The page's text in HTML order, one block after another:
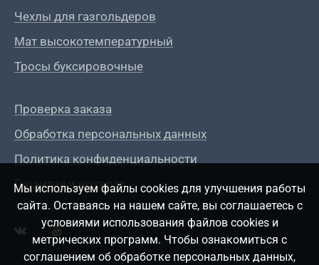
Чехлы для газгольдеров
Мат высокотемпературный
Тросы буксировочные
Проверка заказа
Обработка персональных данных
Политика конфиденциальности
Гарантия и возврат
Мы используем файлы cookies для улучшения работы
сайта. Оставаясь на нашем сайте, вы соглашаетесь с
условиями использования файлов cookies и
метрических программ. Чтобы ознакомиться с
соглашением об обработке персональных данных,